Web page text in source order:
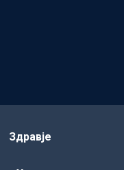
Здравје